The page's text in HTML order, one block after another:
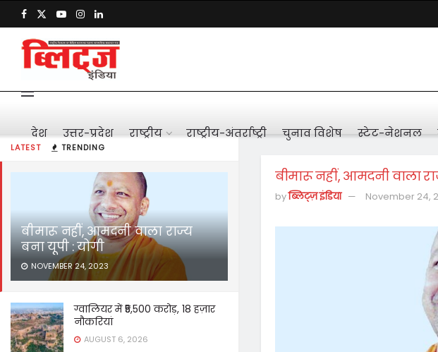
LATEST TRENDING
बीमारू नहीं, आमदनी वाला राज्य
बना यूपी : योगी
NOVEMBER 24, 2023
ग्वालियर में ₹5,500 करोड़, 18 हज़ार
नौकरियां
AUGUST 6, 2026
देश उत्तर-प्रदेश राष्ट्रीय राष्ट्रीय-अंतर्राष्ट्री चुनाव विशेष स्टेट-नेशनल
बीमारू नहीं, आमदनी वाला
byब्लिट्ज़ इंडिया November 24,